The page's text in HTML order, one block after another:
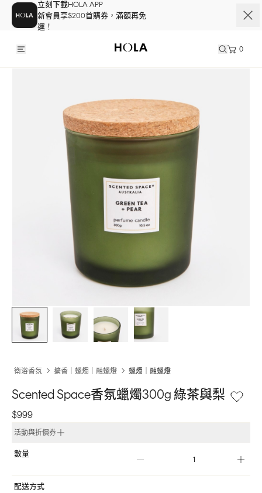
立刻下載HOLA APP
新會員享$200首購券，滿額再免
運！
0
衛浴香氛 擴香｜蠟燭｜融蠟燈 蠟燭｜融蠟燈
Scented Space香氛蠟燭300g 綠茶與梨
$999
活動與折價券
數量
配送方式